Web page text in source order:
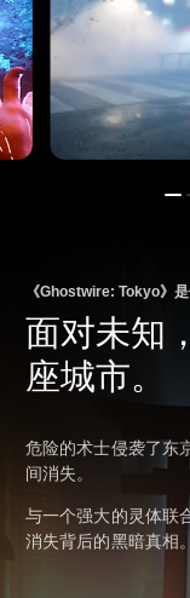
《Ghostwire: Tokyo》
面对未知
座城市。
危险的术士侵袭了东
间消失。
与一个强大的灵体联
消失背后的黑暗真相